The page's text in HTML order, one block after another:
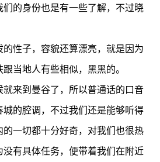
的身份也是有一些了解，不过晓
性子，容貌还算漂亮，就是因为
当地人有些相似，黑黑的。
来到曼谷了，所以普通话的口音
的腔调，不过我们还是能够听得
一切都十分好奇，对我们也很热
有具体任务，便带着我们在附近